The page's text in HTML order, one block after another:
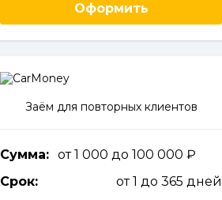
Оформить
Заём для повторных клиентов
Сумма: от 1 000 до 100 000
Срок:
от 1 до 365 дней